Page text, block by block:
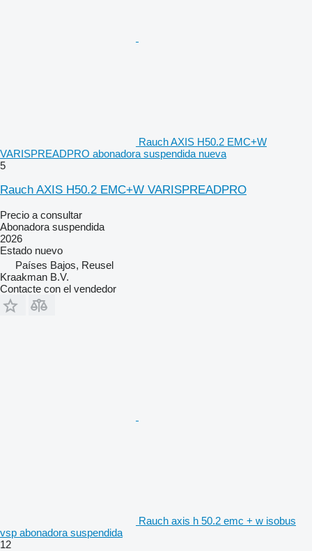
Rauch AXIS H50.2 EMC+W
VARISPREADPRO abonadora suspendida nueva
5
Rauch AXIS H50.2 EMC+W VARISPREADPRO
Precio a consultar
Abonadora suspendida
2026
Estado nuevo
Países Bajos, Reusel
Kraakman B.V.
Contacte con el vendedor
Rauch axis h 50.2 emc + w isobus
vsp abonadora suspendida
12